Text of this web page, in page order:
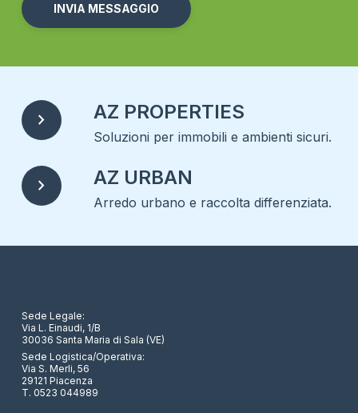
chevron_right AZ PROPERTIES
Soluzioni per immobili e ambienti sicuri.
chevron_right AZ URBAN
Arredo urbano e raccolta differenziata.
Sede Legale:
Via L. Einaudi, 1/B
30036 Santa Maria di Sala (VE)
Sede Logistica/Operativa:
Via S. Merli, 56
29121 Piacenza
T. 0523 044989